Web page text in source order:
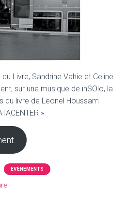
Livre, Sandrine Vahie et Celine
sur une musique de inSOlo, la
du livre de Leonel Houssam
».
ÉVÉNEMENTS